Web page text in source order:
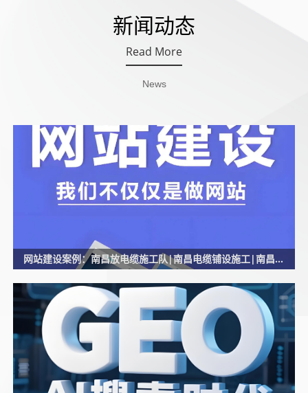
新闻动态
Read More
News
网站建设案例：南昌放电缆施工队|南昌电缆铺设施工|南昌压电缆头公司-龙盛建筑劳务